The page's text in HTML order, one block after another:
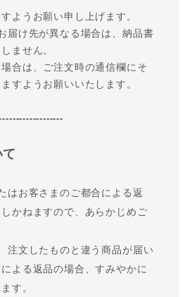
ようお願い申し上げます。
届け先が異なる場合は、納品書
ません。
合は、ご注文時の通信欄にそ
すようお願いいたします。
はお客さまのご都合による返
かねますので、あらかじめご
注文したものと違う商品が届い
よる返品の場合、すみやかに
す。